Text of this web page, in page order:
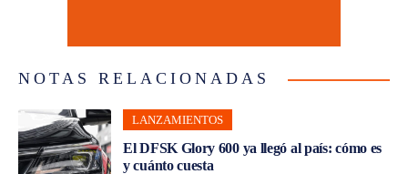
NOTAS RELACIONADAS
LANZAMIENTOS
El DFSK Glory 600 ya llegó al país: cómo es
y cuánto cuesta